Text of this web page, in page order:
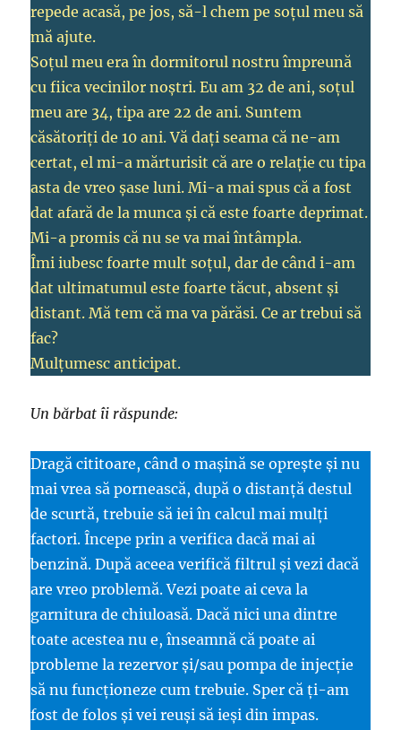
repede acasă, pe jos, să-l chem pe soţul meu să
mă ajute.
Soţul meu era în dormitorul nostru împreună
cu fiica vecinilor noştri. Eu am 32 de ani, soţul
meu are 34, tipa are 22 de ani. Suntem
căsătoriţi de 10 ani. Vă daţi seama că ne-am
certat, el mi-a mărturisit că are o relaţie cu tipa
asta de vreo șase luni. Mi-a mai spus că a fost
dat afară de la munca şi că este foarte deprimat.
Mi-a promis că nu se va mai întâmpla.
Îmi iubesc foarte mult soţul, dar de când i-am
dat ultimatumul este foarte tăcut, absent şi
distant. Mă tem că ma va părăsi. Ce ar trebui să
fac?
Mulţumesc anticipat.
Un bărbat îi răspunde:
Dragă cititoare, când o maşină se opreşte şi nu
mai vrea să pornească, după o distanţă destul
de scurtă, trebuie să iei în calcul mai mulţi
factori. Începe prin a verifica dacă mai ai
benzină. După aceea verifică filtrul şi vezi dacă
are vreo problemă. Vezi poate ai ceva la
garnitura de chiuloasă. Dacă nici una dintre
toate acestea nu e, înseamnă că poate ai
probleme la rezervor şi/sau pompa de injecţie
să nu funcţioneze cum trebuie. Sper că ţi-am
fost de folos și vei reuși să ieși din impas.